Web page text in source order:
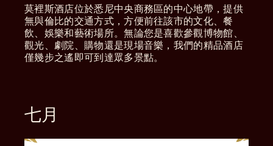
莫裡斯酒店位於悉尼中央商務區的中心地帶，提供
無與倫比的交通方式，方便前往該市的文化、餐
飲、娛樂和藝術場所。無論您是喜歡參觀博物館、
觀光、劇院、購物還是現場音樂，我們的精品酒店
僅幾步之遙即可到達眾多景點。
七月